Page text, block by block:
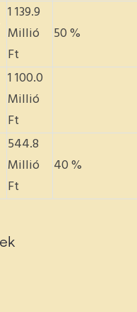
1 139.9
Millió
Ft
50 %
1 100.0
Millió
Ft
544.8
Millió
Ft
40 %